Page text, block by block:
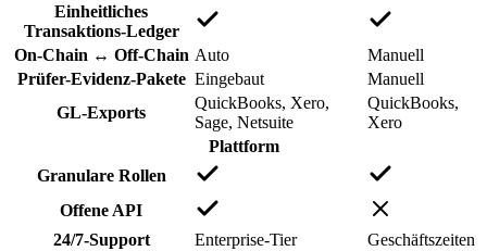
Einheitliches
Transaktions-Ledger
On-Chain ↔ Off-Chain Auto
Manuell
Prüfer-Evidenz-Pakete Eingebaut
Manuell
GL-Exports
QuickBooks, Xero,
Sage, Netsuite
QuickBooks,
Xero
Plattform
Granulare Rollen
Offene API
24/7-Support
Enterprise-Tier
Geschäftszeiten